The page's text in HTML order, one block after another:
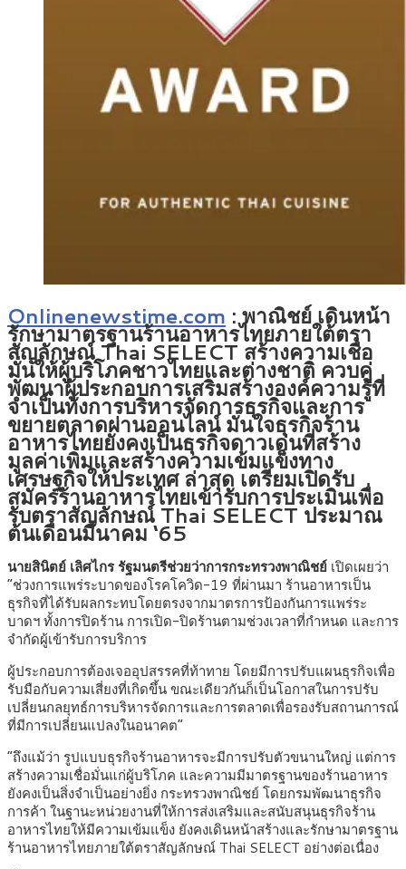
Onlinenewstime.com : พาณิชย์ เดินหน้า
รักษามาตรฐานร้านอาหารไทยภายใต้ตรา
สัญลักษณ์ Thai SELECT สร้างความเชื่อ
มั่นให้ผู้บริโภคชาวไทยและต่างชาติ ควบคู่
พัฒนาผู้ประกอบการเสริมสร้างองค์ความรู้ที่
จำเป็นทั้งการบริหารจัดการธุรกิจและการ
ขยายตลาดผ่านออนไลน์ มั่นใจธุรกิจร้าน
อาหารไทยยังคงเป็นธุรกิจดาวเด่นที่สร้าง
มูลค่าเพิ่มและสร้างความเข้มแข็งทาง
เศรษฐกิจให้ประเทศ ล่าสุด เตรียมเปิดรับ
สมัครร้านอาหารไทยเข้ารับการประเมินเพื่อ
รับตราสัญลักษณ์ Thai SELECT ประมาณ
ต้นเดือนมีนาคม ‘65
นายสินิตย์ เลิศไกร รัฐมนตรีช่วยว่าการกระทรวงพาณิชย์ เปิดเผยว่า
“ช่วงการแพร่ระบาดของโรคโควิด-19 ที่ผ่านมา ร้านอาหารเป็น
ธุรกิจที่ได้รับผลกระทบโดยตรงจากมาตรการป้องกันการแพร่ระ
บาดฯ ทั้งการปิดร้าน การเปิด-ปิดร้านตามช่วงเวลาที่กำหนด และการ
จำกัดผู้เข้ารับการบริการ
ผู้ประกอบการต้องเจออุปสรรคที่ท้าทาย โดยมีการปรับแผนธุรกิจเพื่อ
รับมือกับความเสี่ยงที่เกิดขึ้น ขณะเดียวกันก็เป็นโอกาสในการปรับ
เปลี่ยนกลยุทธ์การบริหารจัดการและการตลาดเพื่อรองรับสถานการณ์
ที่มีการเปลี่ยนแปลงในอนาคต”
“ถึงแม้ว่า รูปแบบธุรกิจร้านอาหารจะมีการปรับตัวขนานใหญ่ แต่การ
สร้างความเชื่อมั่นแก่ผู้บริโภค และความมีมาตรฐานของร้านอาหาร
ยังคงเป็นสิ่งจำเป็นอย่างยิ่ง กระทรวงพาณิชย์ โดยกรมพัฒนาธุรกิจ
การค้า ในฐานะหน่วยงานที่ให้การส่งเสริมและสนับสนุนธุรกิจร้าน
อาหารไทยให้มีความเข้มแข็ง ยังคงเดินหน้าสร้างและรักษามาตรฐาน
ร้านอาหารไทยภายใต้ตราสัญลักษณ์ Thai SELECT อย่างต่อเนื่อง